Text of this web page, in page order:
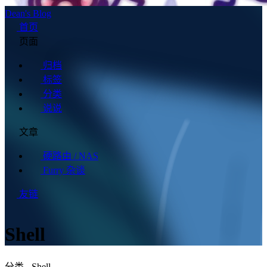
Dean's Blog
首页
页面
归档
标签
分类
说说
文章
硬路由 / NAS
Furry 杂谈
友链
Shell